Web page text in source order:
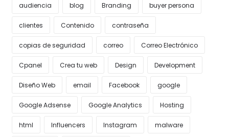
audiencia blog Branding buyer persona
clientes Contenido contraseña
copias de seguridad correo Correo Electrónico
Cpanel Crea tu web Design Development
Diseño Web email Facebook google
Google Adsense Google Analytics Hosting
html Influencers Instagram malware